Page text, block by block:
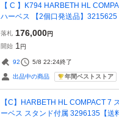
【 C 】K794 HARBETH HL
ハーベス 【2個口発送品】3215625
落札 176,000円
開始 1 円
92 5/8 22:24終了
出品中の商品 年間ベストストア
【C】HARBETH HL COMPACT 7
ーベス スタンド付属 3296135【送